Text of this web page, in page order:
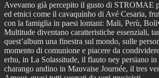
Avevamo già percepito il gusto di STROMAE
ed etnici come il cavaquinho di Avé Cesaria,
con la famiglia in paesi lontani: Mali, Perù,
Multitude diventano caratteristiche essenziali,
quest’album una finestra sul mondo, sulle
momento di comunione e piacere da
erhu, in La Solassitude, il flauto ney persiano
charango andino in Mauvaise Journée, il tres